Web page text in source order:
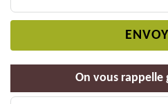
On vous